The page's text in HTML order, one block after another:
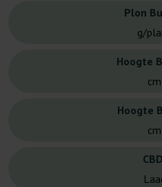
Plon
g/
Hoogte
cm
Hoogte
cm